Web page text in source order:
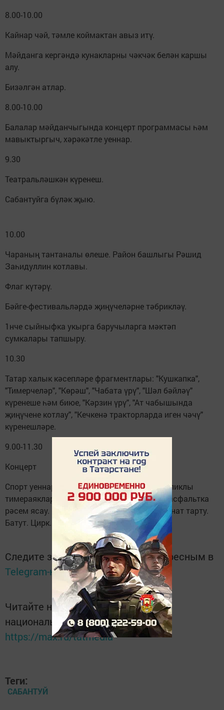
8.00-10.00
Кайнар чәй, тәмле коймактан авыз итү.
Мәйданга кергәндә кунакларны чәкчәк белән каршы
алу.
Бизәлгән атлар.
8.00-10.00
Балалар мәйданчыгында концерт программасы һәм
мавыктыргыч, хәрәкәтле уеннар.
9.30
Театральләшкән күренеш.
Сабантуйга бүләк җыю.
10.00
Чараның тантаналы өлеше. Район башлыгы Рәшид
Заһидуллин котлавы.
Флаг күтәрү.
Бәйге-фестивальләрдә җи­ңү­челәрне тәбрикләү.
1нче сыйныфка укырга баручыларга мәктәп
сумкалары тапшыру.
10.30
Татар халык кәсепләре фраг­ментлары: "Кушкапка",
"Тимерчеләр", "Көрәш", "Чабата үрү", "Шәл бәйләү"
күренеше һәм биюе, "Кәр­зин үрү", "Ат чабышында
җиңүчене котлау", "Кечкенә тракторларда иген чәчү"
күренешләре.
9.00-11.30
Концерт
Спорт уеннары: Велосипедларда узышу. Роликлы
тимераякларда шуу. Төсле акбурлар белән асфальтка
рәсем ясау. Сабын куыкчыклары очыру. Канат тарту.
Батут. Цирк. Тир. Кәмит. Шашка-шахмат
Следите за самым важным и интересным в
Telegram-каналеТатмедиа
Читайте новости Татарстана в
национальном мессенджере MАХ:
https://max.ru/tatmedia
Теги:
САБАНТУЙ